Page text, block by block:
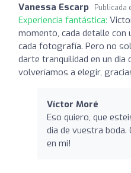
Vanessa Escarp Publicada
Experiencia fantástica:
momento, cada detalle con
cada fotografía. Pero no
darte tranquilidad en un dia
volveríamos a elegir,
Víctor Moré
Eso quiero, que
dia de vuestra boda.
en mi!